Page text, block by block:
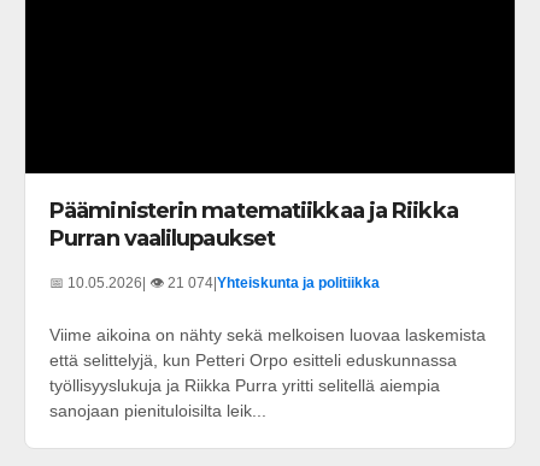
Pääministerin matematiikkaa ja Riikka
Purran vaalilupaukset
📅 10.05.2026 | 👁️ 21 074 Yhteiskunta ja politiikka
Viime aikoina on nähty sekä melkoisen luovaa laskemista
että selittelyjä, kun Petteri Orpo esitteli eduskunnassa
työllisyyslukuja ja Riikka Purra yritti selitellä aiempia
sanojaan pienituloisilta leik...